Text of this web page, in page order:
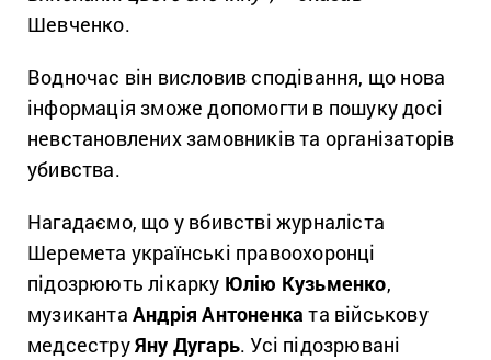
Шевченко.
Водночас він висловив сподівання, що нова
інформація зможе допомогти в пошуку досі
невстановлених замовників та організаторів
убивства.
Нагадаємо, що у вбивстві журналіста
Шеремета українські правоохоронці
підозрюють лікарку Юлію Кузьменко,
музиканта Андрія Антоненка та військову
медсеструЯну Дугарь. Усі підозрювані